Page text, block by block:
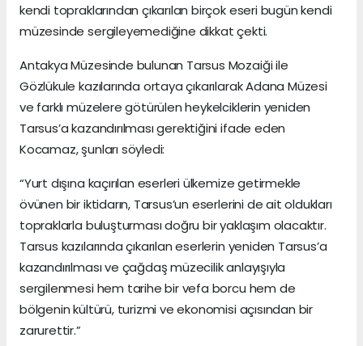
kendi topraklarından çıkarılan birçok eseri bugün kendi
müzesinde sergileyemediğine dikkat çekti.
Antakya Müzesinde bulunan Tarsus Mozaiği ile
Gözlükule kazılarında ortaya çıkarılarak Adana Müzesi
ve farklı müzelere götürülen heykelciklerin yeniden
Tarsus’a kazandırılması gerektiğini ifade eden
Kocamaz, şunları söyledi:
“Yurt dışına kaçırılan eserleri ülkemize getirmekle
övünen bir iktidarın, Tarsus’un eserlerini de ait oldukları
topraklarla buluşturması doğru bir yaklaşım olacaktır.
Tarsus kazılarında çıkarılan eserlerin yeniden Tarsus’a
kazandırılması ve çağdaş müzecilik anlayışıyla
sergilenmesi hem tarihe bir vefa borcu hem de
bölgenin kültürü, turizmi ve ekonomisi açısından bir
zarurettir.”